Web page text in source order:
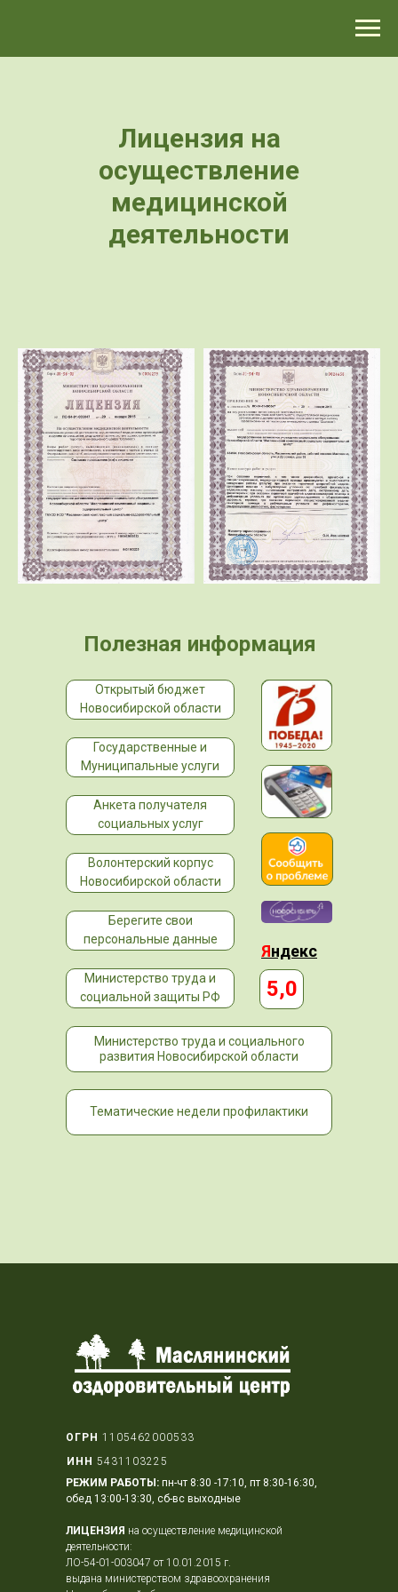
Лицензия на
осуществление
медицинской
деятельности
Полезная информация
Открытый бюджет
Новосибирской области
Волонтерский корпус
Новосибирской области
Государственные и
Муниципальные услуги
Берегите свои
персональные данные
Анкета получателя
социальных услуг
Министерство труда и социального
развития Новосибирской области
Министерство труда и
социальной защиты РФ
5,0
Яндекс
Тематические недели профилактики
ОГРН 1105462000533
РЕЖИМ РАБОТЫ: пн-чт 8:30 -17:10, пт 8:30-16:30,
обед 13:00-13:30, сб-вс выходные
ЛИЦЕНЗИЯ на осуществление медицинской
деятельности:
ЛО-54-01-003047 от 10.01.2015 г.
выдана министерством здравоохранения
ИНН 5431103225